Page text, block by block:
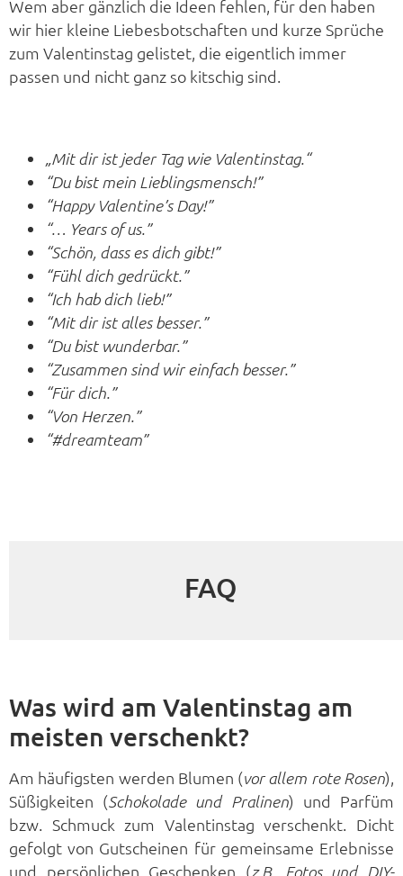
Wem aber gänzlich die Ideen fehlen, für den haben
wir hier kleine Liebesbotschaften und kurze Sprüche
zum Valentinstag gelistet, die eigentlich immer
passen und nicht ganz so kitschig sind.
„Mit dir ist jeder Tag wie Valentinstag.“
“Du bist mein Lieblingsmensch!”
“Happy Valentine’s Day!”
“… Years of us.”
“Schön, dass es dich gibt!”
“Fühl dich gedrückt.”
“Ich hab dich lieb!”
“Mit dir ist alles besser.”
“Du bist wunderbar.”
“Zusammen sind wir einfach besser.”
“Für dich.”
“Von Herzen.”
“#dreamteam”
FAQ
Was wird am Valentinstag am
meisten verschenkt?
Am häufigsten werden Blumen (vor allem rote Rosen),
Süßigkeiten (Schokolade und Pralinen) und Parfüm
bzw. Schmuck zum Valentinstag verschenkt. Dicht
gefolgt von Gutscheinen für gemeinsame Erlebnisse
und persönlichen Geschenken (z.B. Fotos und DIY-